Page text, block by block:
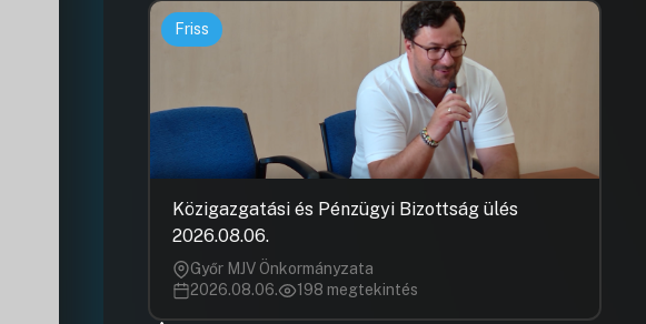
Friss
Közigazgatási és Pénzügyi Bizottság ülés
2026.08.06.
Győr MJV Önkormányzata
2026.08.06.
198 megtekintés